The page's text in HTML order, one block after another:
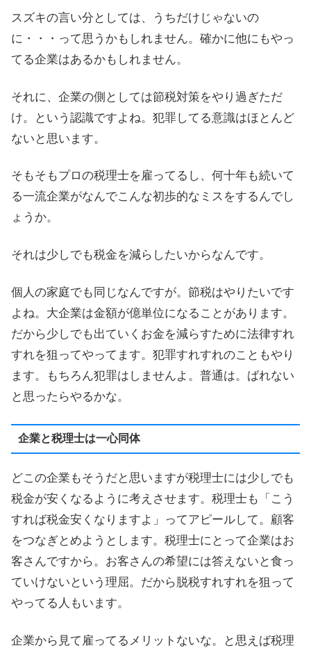
スズキの言い分としては、うちだけじゃないの
に・・・って思うかもしれません。確かに他にもやっ
てる企業はあるかもしれません。
それに、企業の側としては節税対策をやり過ぎただ
け。という認識ですよね。犯罪してる意識はほとんど
ないと思います。
そもそもプロの税理士を雇ってるし、何十年も続いて
る一流企業がなんでこんな初歩的なミスをするんでし
ょうか。
それは少しでも税金を減らしたいからなんです。
個人の家庭でも同じなんですが。節税はやりたいです
よね。大企業は金額が億単位になることがあります。
だから少しでも出ていくお金を減らすために法律すれ
すれを狙ってやってます。犯罪すれすれのこともやり
ます。もちろん犯罪はしませんよ。普通は。ばれない
と思ったらやるかな。
企業と税理士は一心同体
どこの企業もそうだと思いますが税理士には少しでも
税金が安くなるように考えさせます。税理士も「こう
すれば税金安くなりますよ」ってアピールして。顧客
をつなぎとめようとします。税理士にとって企業はお
客さんですから。お客さんの希望には答えないと食っ
ていけないという理屈。だから脱税すれすれを狙って
やってる人もいます。
企業から見て雇ってるメリットないな。と思えば税理